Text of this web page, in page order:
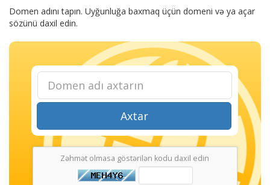
Domen adını tapın. Uyğunluğa baxmaq üçün domeni və ya açar
sözünü daxil edin.
Axtar
Zəhmət olmasa göstərilən kodu daxil edin